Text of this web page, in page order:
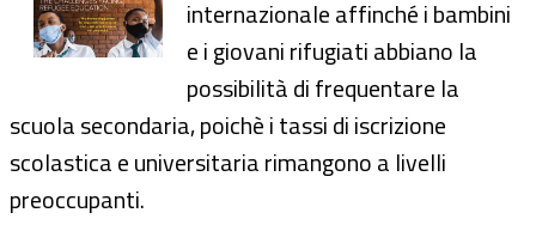
internazionale affinché i bambini
e i giovani rifugiati abbiano la
possibilità di frequentare la
scuola secondaria, poichè i tassi di iscrizione
scolastica e universitaria rimangono a livelli
preoccupanti.